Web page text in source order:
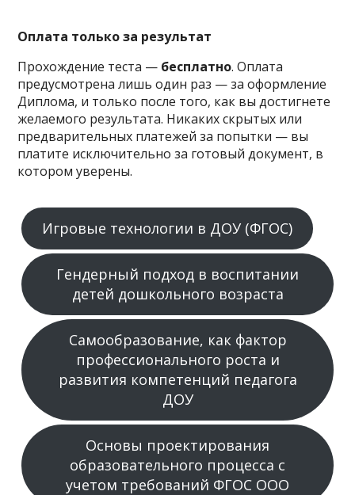
Оплата только за результат
Прохождение теста — бесплатно. Оплата
предусмотрена лишь один раз — за оформление
Диплома, и только после того, как вы достигнете
желаемого результата. Никаких скрытых или
предварительных платежей за попытки — вы
платите исключительно за готовый документ, в
котором уверены.
Игровые технологии в ДОУ (ФГОС)
Гендерный подход в воспитании
детей дошкольного возраста
Самообразование, как фактор
профессионального роста и
развития компетенций педагога
ДОУ
Основы проектирования
образовательного процесса с
учетом требований ФГОС ООО